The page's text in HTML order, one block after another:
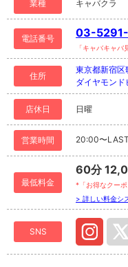
業種 キャバクラ
電話番号 03-
「キャバキャバ
住所
東京都新宿
ダイヤモンド
店休日 日曜
営業時間 20:00〜LAST
最低料金
60分
*「お得なクーポ
> 詳しい料金シ
SNS